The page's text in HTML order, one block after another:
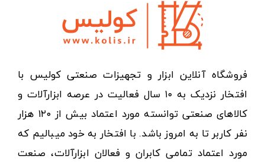
فروشگاه آنلاین ابزار و تجهیزات صنعتی کولیس با
افتخار نزدیک به ۱۰ سال فعالیت در عرصه ابزارآلات و
کالاهای صنعتی توانسته مورد اعتماد بیش از ۱۲۰ هزار
نفر کاربر تا به امروز باشد. با افتخار به خود میبالیم که
مورد اعتماد تمامی کابران و فعالان ابزارآلات، صنعت